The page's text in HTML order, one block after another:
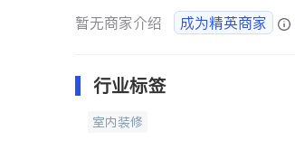
暂无商家介绍 成为精英商家
行业标签
室内装修